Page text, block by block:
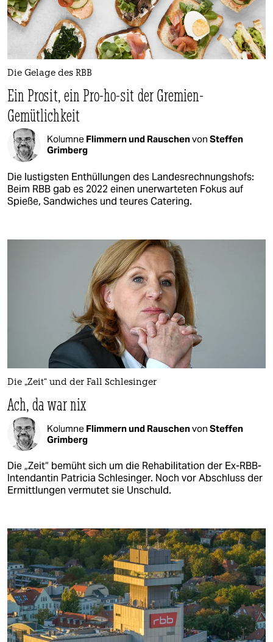
Die Gelage des RBB
Ein Prosit, ein Pro-ho-sit der Gremien-
Gemütlichkeit
Kolumne Flimmern und Rauschenvon Steffen
Grimberg
Die lustigsten Enthüllungen des Landesrechnungshofs:
Beim RBB gab es 2022 einen unerwarteten Fokus auf
Spieße, Sandwiches und teures Catering.
Die „Zeit“ und der Fall Schlesinger
Ach, da war nix
Kolumne Flimmern und Rauschenvon Steffen
Grimberg
Die „Zeit“ bemüht sich um die Rehabilitation der Ex-RBB-
Intendantin Patricia Schlesinger. Noch vor Abschluss der
Ermittlungen vermutet sie Unschuld.